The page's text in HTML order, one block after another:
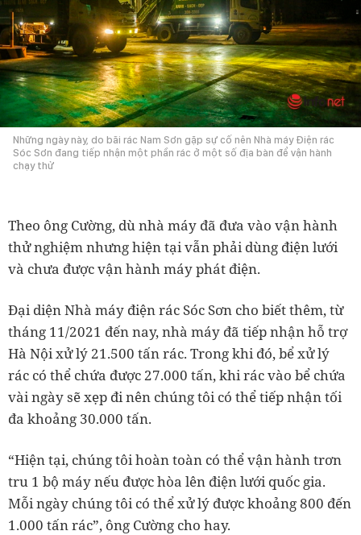
Những ngày này, do bãi rác Nam Sơn gặp sự cố nên Nhà máy Điện rác
Sóc Sơn đang tiếp nhận một phần rác ở một số địa bàn để vận hành
chạy thử
Theo ông Cường, dù nhà máy đã đưa vào vận hành
thử nghiệm nhưng hiện tại vẫn phải dùng điện lưới
và chưa được vận hành máy phát điện.
Đại diện Nhà máy điện rác Sóc Sơn cho biết thêm, từ
tháng 11/2021 đến nay, nhà máy đã tiếp nhận hỗ trợ
Hà Nội xử lý 21.500 tấn rác. Trong khi đó, bể xử lý
rác có thể chứa được 27.000 tấn, khi rác vào bể chứa
vài ngày sẽ xẹp đi nên chúng tôi có thể tiếp nhận tối
đa khoảng 30.000 tấn.
“Hiện tại, chúng tôi hoàn toàn có thể vận hành trơn
tru 1 bộ máy nếu được hòa lên điện lưới quốc gia.
Mỗi ngày chúng tôi có thể xử lý được khoảng 800 đến
1.000 tấn rác”, ông Cường cho hay.